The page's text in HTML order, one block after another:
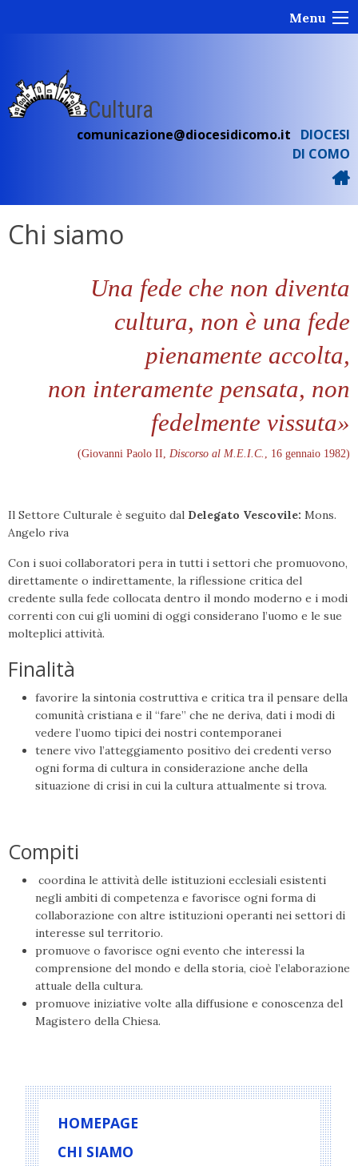
Menu
Cultura
comunicazione@diocesidicomo.it
DIOCESI
DI COMO
Chi siamo
Una fede che non diventa
cultura, non è una fede
pienamente accolta,
non interamente pensata, non
fedelmente vissuta»
(Giovanni Paolo II, Discorso al M.E.I.C. , 16 gennaio 1982)
Il Settore Culturale è seguito dal Delegato Vescovile: Mons.
Angelo riva
Con i suoi collaboratori pera in tutti i settori che promuovono,
direttamente o indirettamente, la riflessione critica del
credente sulla fede collocata dentro il mondo moderno e i modi
correnti con cui gli uomini di oggi considerano l’uomo e le sue
molteplici attività.
Finalità
favorire la sintonia costruttiva e critica tra il pensare della
comunità cristiana e il “fare” che ne deriva, dati i modi di
vedere l’uomo tipici dei nostri contemporanei
tenere vivo l’atteggiamento positivo dei credenti verso
ogni forma di cultura in considerazione anche della
situazione di crisi in cui la cultura attualmente si trova.
Compiti
coordina le attività delle istituzioni ecclesiali esistenti
negli ambiti di competenza e favorisce ogni forma di
collaborazione con altre istituzioni operanti nei settori di
interesse sul territorio.
promuove o favorisce ogni evento che interessi la
comprensione del mondo e della storia, cioè l’elaborazione
attuale della cultura.
promuove iniziative volte alla diffusione e conoscenza del
Magistero della Chiesa.
HOMEPAGE
CHI SIAMO